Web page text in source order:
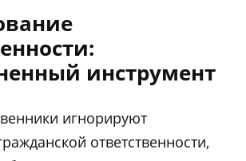
инструмент
игнорируют
ответственности,